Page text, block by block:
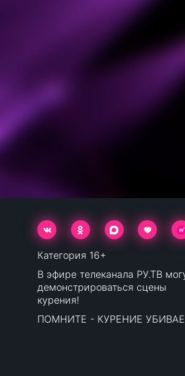
Категория 16+
В эфире телеканала РУ.ТВ
демонстрироваться сцены
курения!
ПОМНИТЕ - КУРЕНИЕ